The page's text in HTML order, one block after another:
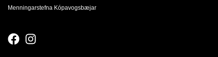
Menningarstefna Kópavogsbæjar